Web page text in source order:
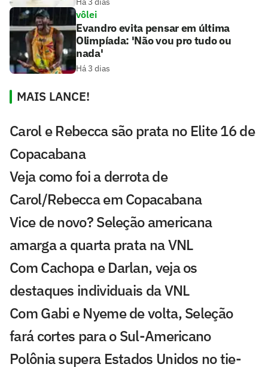
vôlei
Evandro evita pensar em última
Olimpíada: 'Não vou pro tudo ou
nada'
Há 3 dias
MAIS LANCE!
Carol e Rebecca são prata no Elite 16 de
Copacabana
Veja como foi a derrota de
Carol/Rebecca em Copacabana
Vice de novo? Seleção americana
amarga a quarta prata na VNL
Com Cachopa e Darlan, veja os
destaques individuais da VNL
Com Gabi e Nyeme de volta, Seleção
fará cortes para o Sul-Americano
Polônia supera Estados Unidos no tie-